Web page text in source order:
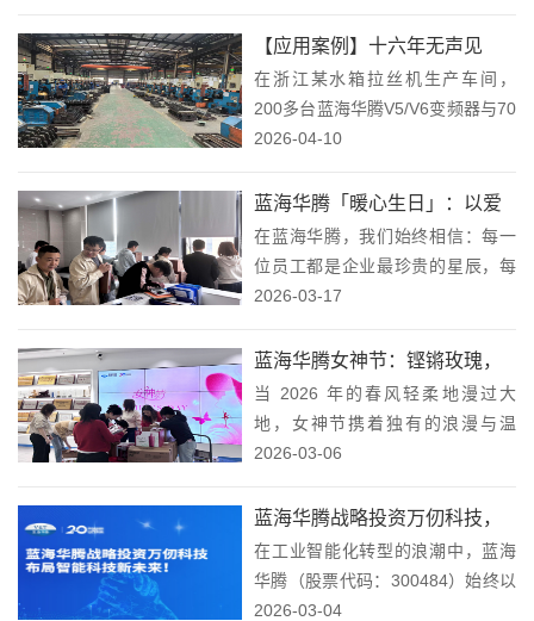
选择，旨在通过标准化管理提升实
验室的技术能力和服务水平，为产
品质量提供...
【应用案例】十六年无声见
证：蓝海华腾变频器与水箱拉
丝机的“长跑”故事！
在浙江某水箱拉丝机生产车间，
200多台蓝海华腾V5/V6变频器与70
余台设备已稳定运转16年。这里没
意渲染的“奇迹”，只有日复一日的
稳定输出——在潮湿、粉尘、高频
启停的严...
2026-04-10
蓝海华腾「暖心生日」：以爱
为名，共赴成长之约！
在蓝海华腾，我们始终相信：每一
位员工都是企业最珍贵的星辰，每
一份努力都值得被温柔铭记。当岁
子因特别的你而熠熠生辉——那是
属于你的生日，也是蓝海华腾与你
的「专属约定」。这份...
2026-03-17
蓝海华腾女神节：铿锵玫瑰，
共赴星辰新程！
当 2026 年的春风轻柔地漫过大
地，女神节携着独有的浪漫与温
柔，翩然而至蓝海华腾这个洋溢着
往，蓝海华腾的每一位女性员工，
皆是公司发展画卷中绚丽且灵动的
色彩。在蓝海华腾的大...
2026-03-06
蓝海华腾战略投资万仞科技，
布局智能科技新未来！
在工业智能化转型的浪潮中，蓝海
华腾（股票代码：300484）始终以
稳健的步伐探索技术融合与产业升
2026-03-04